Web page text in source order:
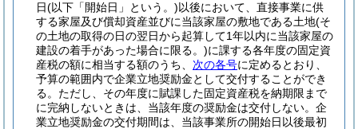
日(以下「開始日」という。)以後において、直接事業に供
する家屋及び償却資産並びに当該家屋の敷地である土地(そ
の土地の取得の日の翌日から起算して1年以内に当該家屋の
建設の着手があった場合に限る。)に課する各年度の固定資
産税の額に相当する額のうち、 次の各号に定めるとおり、
予算の範囲内で企業立地奨励金として交付することができ
る。 ただし、その年度に賦課した固定資産税を納期限まで
に完納しないときは、当該年度の奨励金は交付しない。 企
業立地奨励金の交付期間は、当該事業所の開始日以後最初